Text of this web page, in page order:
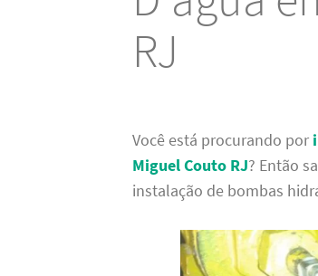
RJ
Você está procurando por
Miguel Couto RJ? Então
instalação de bombas